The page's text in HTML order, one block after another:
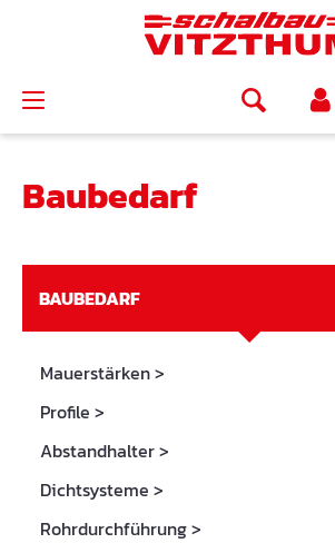
Baubedarf
BAUBEDARF
Mauerstärken>
Profile >
Abstandhalter>
Dichtsysteme >
Rohrdurchführung>